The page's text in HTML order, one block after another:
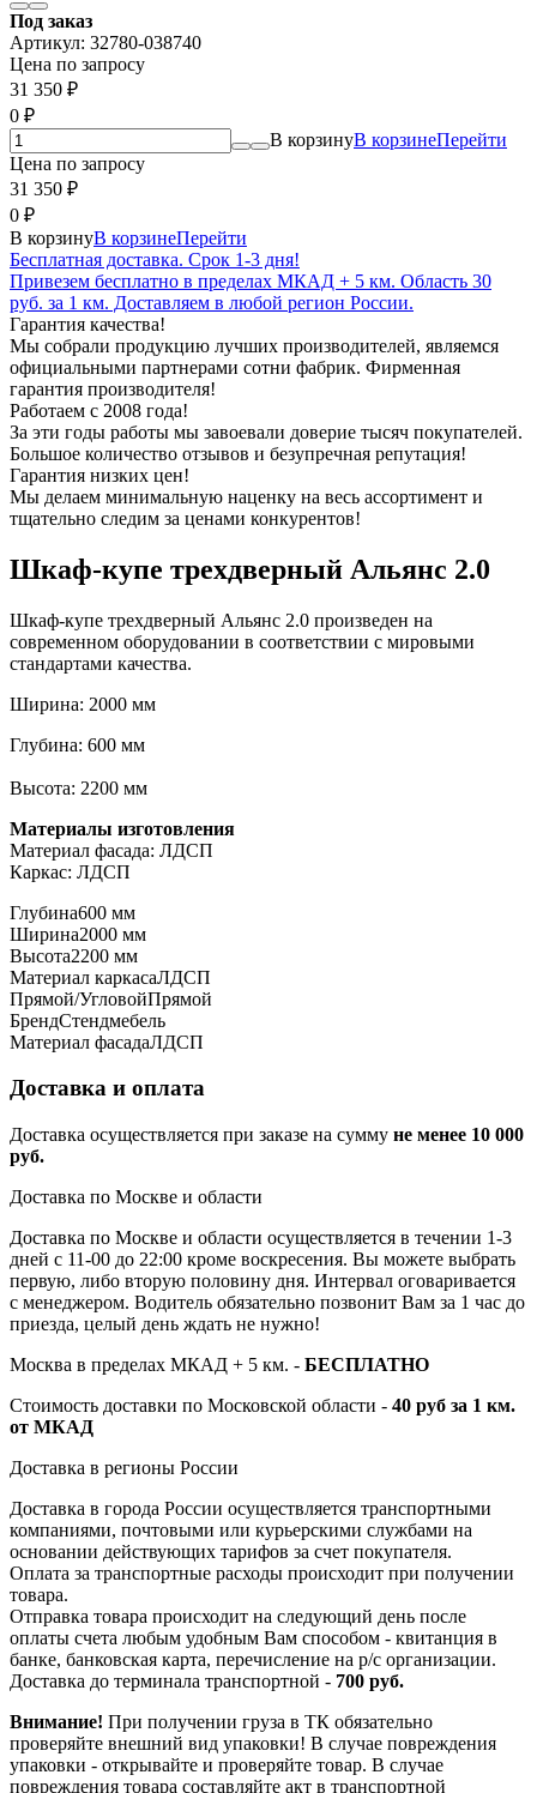
Под заказ
Артикул: 32780-038740
Цена по запросу
31 350 ₽
0 ₽
В корзинуВ корзинеПерейти
Цена по запросу
31 350 ₽
0 ₽
В корзинуВ корзинеПерейти
Бесплатная доставка. Срок 1-3 дня!
Привезем бесплатно в пределах МКАД + 5 км. Область 30
руб. за 1 км. Доставляем в любой регион России.
Гарантия качества!
Мы собрали продукцию лучших производителей, являемся
официальными партнерами сотни фабрик. Фирменная
гарантия производителя!
Работаем с 2008 года!
За эти годы работы мы завоевали доверие тысяч покупателей.
Большое количество отзывов и безупречная репутация!
Гарантия низких цен!
Мы делаем минимальную наценку на весь ассортимент и
тщательно следим за ценами конкурентов!
Шкаф-купе трехдверный Альянс 2.0
Шкаф-купе трехдверный Альянс 2.0 произведен на
современном оборудовании в соответствии с мировыми
стандартами качества.
Ширина: 2000 мм
Глубина: 600 мм
Высота: 2200 мм
Материалы изготовления
Материал фасада: ЛДСП
Каркас: ЛДСП
Глубина600 мм
Ширина2000 мм
Высота2200 мм
Материал каркасаЛДСП
Прямой/УгловойПрямой
БрендСтендмебель
Материал фасадаЛДСП
Доставка и оплата
Доставка осуществляется при заказе на сумму не менее 10 000
руб.
Доставка по Москве и области
Доставка по Москве и области осуществляется в течении 1-3
дней с 11-00 до 22:00 кроме воскресения. Вы можете выбрать
первую, либо вторую половину дня. Интервал оговаривается
с менеджером. Водитель обязательно позвонит Вам за 1 час до
приезда, целый день ждать не нужно!
Москва в пределах МКАД + 5 км. - БЕСПЛАТНО
Стоимость доставки по Московской области - 40 руб за 1 км.
от МКАД
Доставка в регионы России
Доставка в города России осуществляется транспортными
компаниями, почтовыми или курьерскими службами на
основании действующих тарифов за счет покупателя.
Оплата за транспортные расходы происходит при получении
товара.
Отправка товара происходит на следующий день после
оплаты счета любым удобным Вам способом - квитанция в
банке, банковская карта, перечисление на р/с организации.
Доставка до терминала транспортной - 700 руб.
Внимание! При получении груза в ТК обязательно
проверяйте внешний вид упаковки! В случае повреждения
упаковки - открывайте и проверяйте товар. В случае
повреждения товара составляйте акт в транспортной